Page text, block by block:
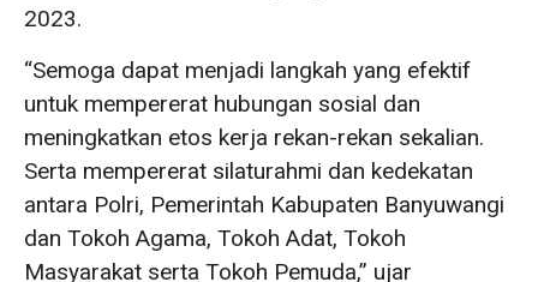
2023.
“Semoga dapat menjadi langkah yang efektif
untuk mempererat hubungan sosial dan
meningkatkan etos kerja rekan-rekan sekalian.
Serta mempererat silaturahmi dan kedekatan
antara Polri, Pemerintah Kabupaten Banyuwangi
dan Tokoh Agama, Tokoh Adat, Tokoh
Masyarakat serta Tokoh Pemuda,” ujar